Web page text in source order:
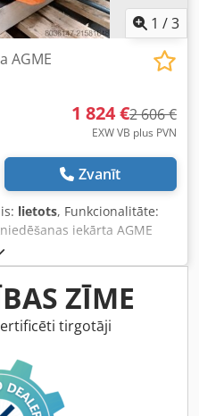
1 /3
AGME
1 824 €2 606 €
EXW VB plus PVN
Zvanīt
lietots, Funkcionalitāte:
iekārta AGME
ZĪME
tirgotāji